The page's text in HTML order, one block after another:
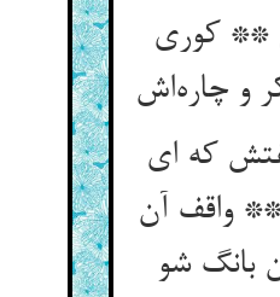
** کوری
و چاره‌اش
که ای
** واقف آن
بانگ شو